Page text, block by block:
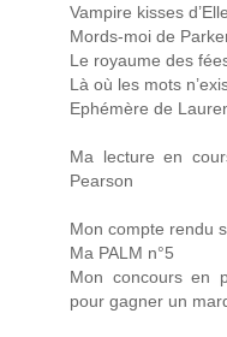
Vampire kisses
Mords-moi de
Le royaume des
Là où les mots
Ephémère de
Ma lecture en
Pearson
Mon compte rendu
Ma PALM n°5
Mon concours en
pour gagner un